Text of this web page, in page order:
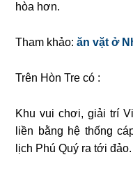
hòa hơn.
Tham khảo:ăn vặt ở
Trên Hòn Tre có :
Khu vui chơi, giải trí
liền bằng hệ thống
lịch Phú Quý ra tới đảo.